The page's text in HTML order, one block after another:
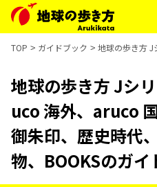
TOP ガイドブック 地球の歩き方 J
地球の歩き方 Jシ
uco 海外、aruco
御朱印、歴史時代
物、BOOKSのガ